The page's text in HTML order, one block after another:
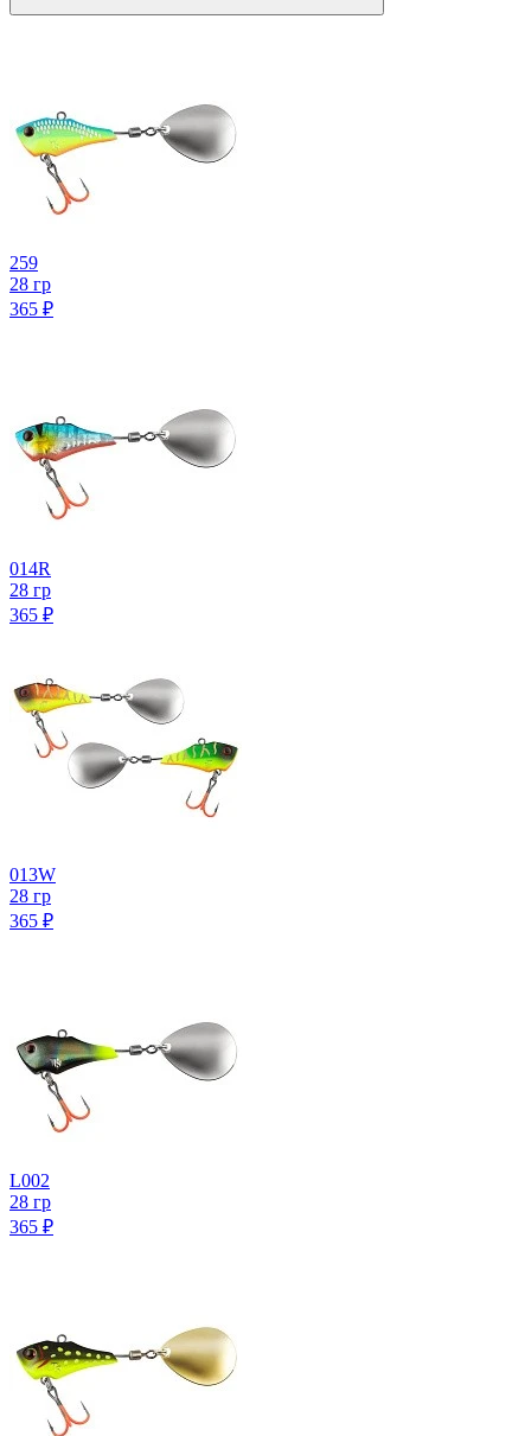
259
28 гр
365 ₽
014R
28 гр
365 ₽
013W
28 гр
365 ₽
L002
28 гр
365 ₽